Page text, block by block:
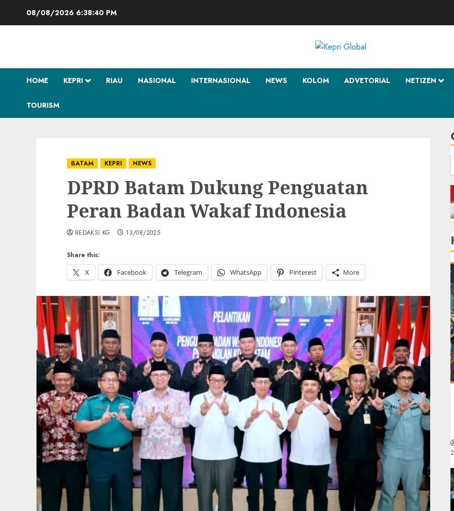
08/08/2026 6:38:41 PM
HOME KEPRI RIAU NASIONAL INTERNASIONAL NEWS KOLOM ADVETORIAL NETIZEN
TOURISM
BATAM KEPRI NEWS
DPRD Batam Dukung Penguatan
Peran Badan Wakaf Indonesia
Share this:
X
Facebook Telegram WhatsApp Pinterest More
REDAKSI KG 13/08/2025